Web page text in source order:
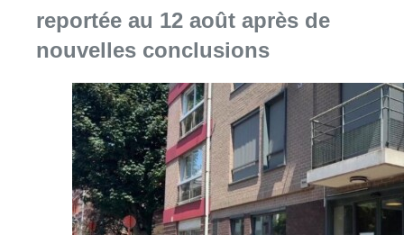
reportée au 12 août après de
nouvelles conclusions